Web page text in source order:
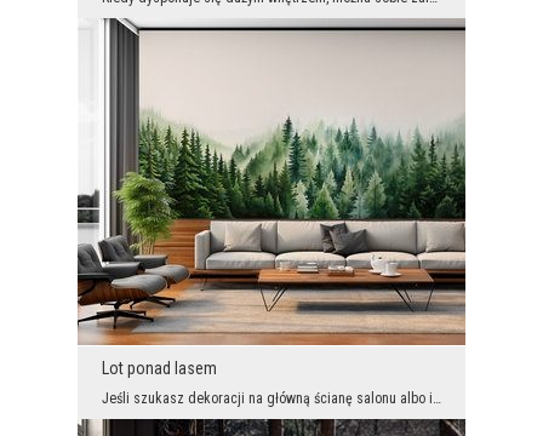
Lot ponad lasem
Jeśli szukasz dekoracji na główną ścianę salonu albo innego wnętrza, która wprowadzi tam klimat z...